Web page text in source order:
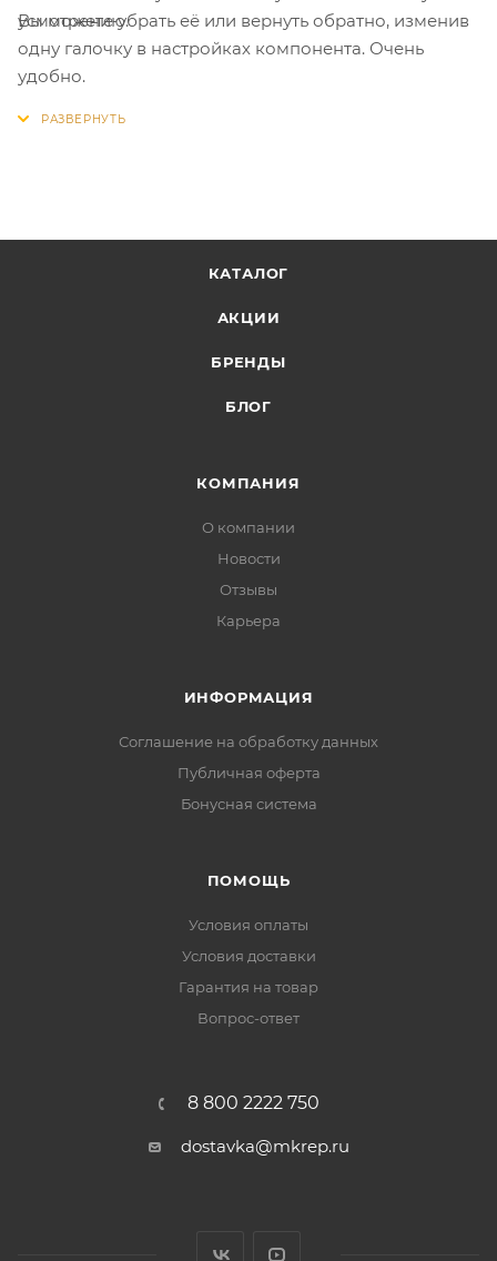
усмотрению.
Вы можете убрать её или вернуть обратно, изменив
одну галочку в настройках компонента. Очень
удобно.
КАТАЛОГ
АКЦИИ
БРЕНДЫ
БЛОГ
КОМПАНИЯ
О компании
Новости
Отзывы
Карьера
ИНФОРМАЦИЯ
Соглашение на обработку данных
Публичная оферта
Бонусная система
ПОМОЩЬ
Условия оплаты
Условия доставки
Гарантия на товар
Вопрос-ответ
8 800 2222 750
dostavka@mkrep.ru